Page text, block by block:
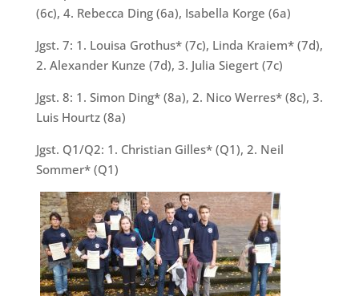
(6c), 4. Rebecca Ding (6a), Isabella Korge (6a)
Jgst. 7: 1. Louisa Grothus* (7c), Linda Kraiem* (7d),
2. Alexander Kunze (7d), 3. Julia Siegert (7c)
Jgst. 8: 1. Simon Ding* (8a), 2. Nico Werres* (8c), 3.
Luis Hourtz (8a)
Jgst. Q1/Q2: 1. Christian Gilles* (Q1), 2. Neil
Sommer* (Q1)